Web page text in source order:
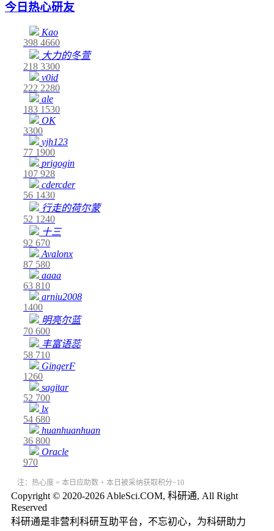
今日热心研友
Kao
398 4660
大力的冬萱
218 3300
v0id
222 2280
ale
183 1530
OK
3300
yjh123
77 1900
prigogin
107 928
cdercder
56 1430
行走的荷尔蒙
52 1240
十三
92 670
Avalonx
87 580
aaaa
63 810
arniu2008
1400
明亮尔蓝
70 600
丰富语蕊
58 710
GingerF
1260
sagitar
52 700
lx
54 680
huanhuanhuan
36 800
Oracle
970
注：热心度 = 本日应助数 + 本日被采纳获取积分÷10
Copyright © 2020-2026 AbleSci.COM, 科研通, All Right
Reserved
科研通是非营利科研互助平台，不忘初心，为科研助力